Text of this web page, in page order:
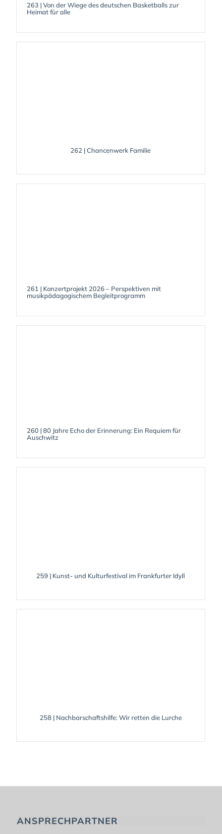
263 | Von der Wiege des deutschen Basketballs zur
Heimat für alle
262 | Chancenwerk Familie
261 | Konzertprojekt 2026 – Perspektiven mit
musikpädagogischem Begleitprogramm
260 | 80 Jahre Echo der Erinnerung: Ein Requiem für
Auschwitz
259 | Kunst- und Kulturfestival im Frankfurter Idyll
258 | Nachbarschaftshilfe: Wir retten die Lurche
ANSPRECHPARTNER